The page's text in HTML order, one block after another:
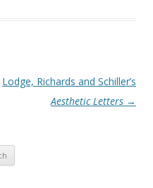
Lodge, Richards and Schiller’s
Aesthetic Letters →